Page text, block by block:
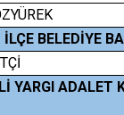
İLÇE BELEDİYE
YARGI ADALET